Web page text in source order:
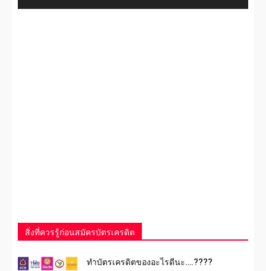
สิ่งที่ควรรู้ก่อนสมัครบัตรเครดิต
ทําบัตรเครดิตของอะไรดีนะ….????